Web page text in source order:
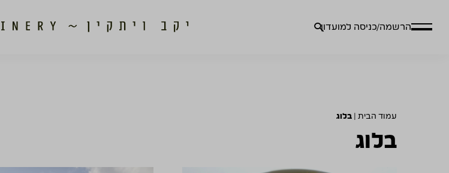
הרשמה/כניסה למועדוןחיפוש
עבור:
עמוד הבית |בלוג
בלוג